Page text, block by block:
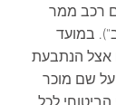
רכב ממר
במועד
אצל הנתבעת
על שם מוכר